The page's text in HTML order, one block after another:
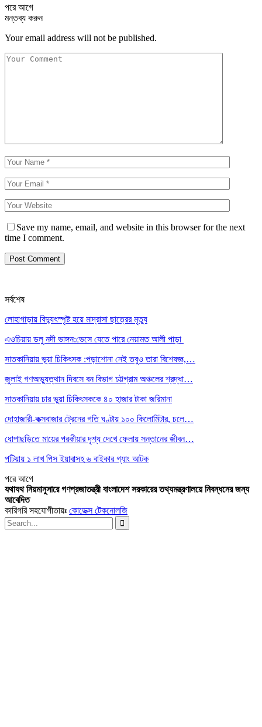
পরেআগে
মন্তব্য করুন
Your email address will not be published.
Save my name, email, and website in this browser for the next
time I comment.
সর্বশেষ
লোহাগাড়ায় বিদ্যুৎস্পৃষ্ট হয়ে মাদ্রাসা ছাত্রের মৃত্যু
এওচিয়ায় ডলু নদী ভাঙ্গন:ভেসে যেতে পারে নেয়ামত আলী পাড়া
সাতকানিয়ায় ভূয়া চিকিৎসক :পড়াশোনা নেই তবুও তারা বিশেষজ্ঞ,…
জুলাই গণঅভ্যুত্থান দিবসে বন বিভাগ চট্টগ্রাম অঞ্চলের শ্রদ্ধা…
সাতকানিয়ায় চার ভুয়া চিকিৎসককে ৪০ হাজার টাকা জরিমানা
দোহাজারী-কক্সবাজার ট্রেনের গতি ঘণ্টায় ১০০ কিলোমিটার, চলে…
ধোপাছড়িতে মায়ের পরকীয়ার দৃশ্য দেখে ফেলায় সন্তানের জীবন…
পটিয়ায় ১ লাখ পিস ইয়াবাসহ ৬ বাইকার গ্যাং আটক
পরেআগে
যথাযথ নিয়মানুসারে গণপ্রজাতন্ত্রী বাংলাদেশ সরকারের তথ্যমন্ত্রণালয়ে নিবন্ধনের জন্য
আবেদিত
কারিগরি সহযোগীতায়ঃ কোডেক্স টেকনোলজি